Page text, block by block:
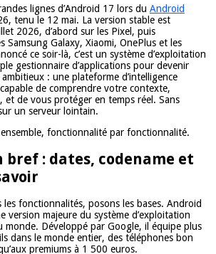
lignes d’Android 17 lors du Android
tenu le 12 mai. La version stable est
2026, d’abord sur les Pixel, puis
Samsung Galaxy, Xiaomi, OnePlus et les
ce soir-là, c’est un système d’exploitation
gestionnaire d’applications pour devenir
: une plateforme d’intelligence
de comprendre votre contexte,
et de vous protéger en temps réel. Sans
un serveur lointain.
fonctionnalité par fonctionnalité.
bref : dates, codename et
fonctionnalités, posons les bases. Android
version majeure du système d’exploitation
monde. Développé par Google, il équipe plus
dans le monde entier, des téléphones bon
premiums à 1 500 euros.